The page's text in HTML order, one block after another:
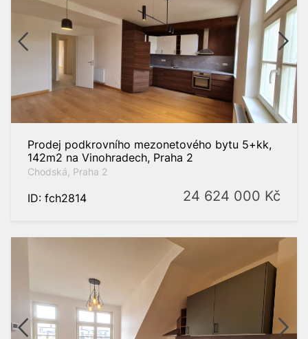
Prodej podkrovního mezonetového bytu 5+kk,
142m2 na Vinohradech, Praha 2
Chodská, Praha 2
ID: fch2814 24 624 000 Kč